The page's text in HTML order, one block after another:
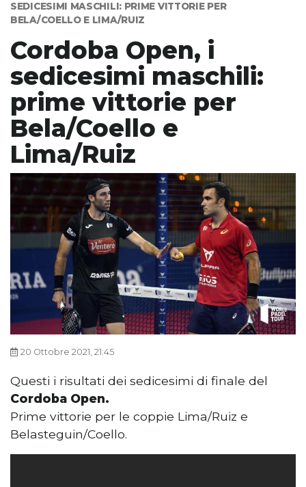
SEDICESIMI MASCHILI: PRIME VITTORIE PER
BELA/COELLO E LIMA/RUIZ
Cordoba Open, i
sedicesimi maschili:
prime vittorie per
Bela/Coello e
Lima/Ruiz
20 Ottobre 2021, 21:45
Questi i risultati dei sedicesimi di finale del
Cordoba Open.
Prime vittorie per le coppie Lima/Ruiz e
Belasteguin/Coello.